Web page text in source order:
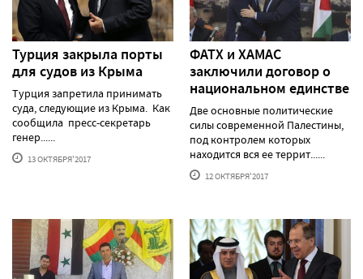
Турция закрыла порты
для судов из Крыма
Турция запретила принимать
суда, следующие из Крыма. Как
сообщила пресс-секретарь
генер......
13 ОКТЯБРЯ'2017
ФАТХ и ХАМАС
заключили договор о
национальном единстве
Две основные политические
силы современной Палестины,
под контролем которых
находится вся ее террит......
12 ОКТЯБРЯ'2017